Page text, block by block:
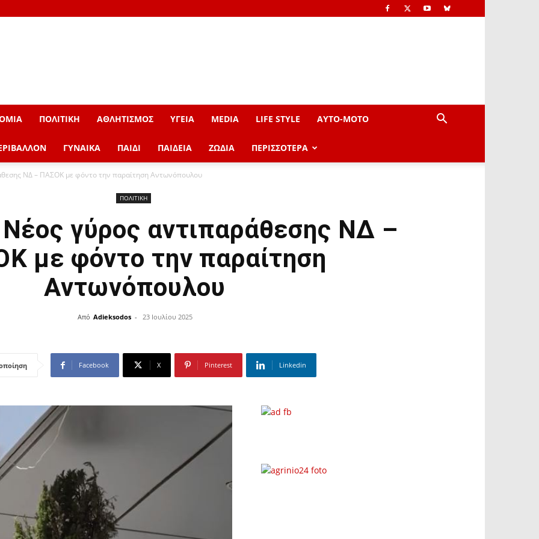
ΠΟΛΙΤΙΚΗ ΑΘΛΗΤΙΣΜΟΣ ΥΓΕΙΑ MEDIA LIFE STYLE AYTO-ΜOTO
ΓΥΝΑΙΚΑ ΠΑΙΔΙ ΠΑΙΔΕΙΑ ΖΩΔΙΑ ΠΕΡΙΣΣΟΤΕΡΑ
ΝΔ – ΠΑΣΟΚ με φόντο την παραίτηση Αντωνόπουλου
ΠΟΛΙΤΙΚΗ
γύρος αντιπαράθεσης ΝΔ –
με φόντο την παραίτηση
Αντωνόπουλου
Από Adieksodos - 23 Ιουλίου 2025
Facebook X Pinterest Linkedin